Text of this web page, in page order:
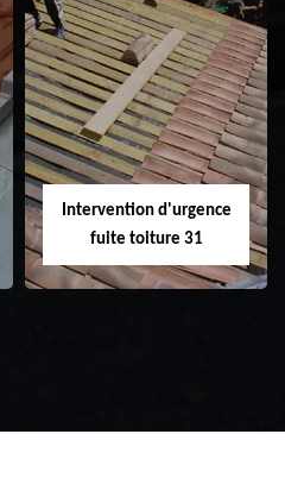
Réparation de
toiture 31
Intervention d'urgence
fuite toiture 31